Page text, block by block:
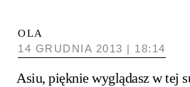
OLA
14 GRUDNIA 2013 | 18:14
Asiu, pięknie wyglądasz w tej